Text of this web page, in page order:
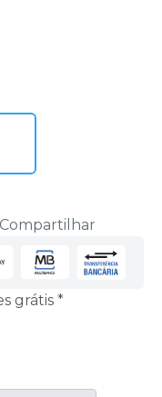
Compartilhar
grátis *